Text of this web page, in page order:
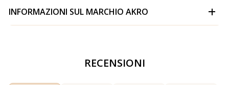
INFORMAZIONI SUL MARCHIO AKRO
RECENSIONI